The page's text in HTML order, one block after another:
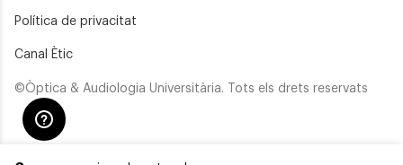
Política de privacitat
Canal Ètic
©Òptica & Audiologia Universitària. Tots els drets reservats